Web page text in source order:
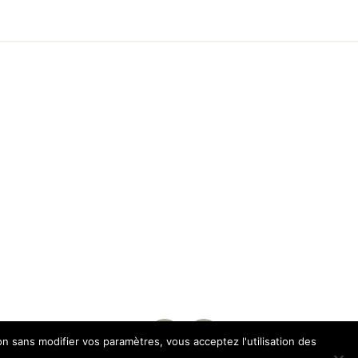
sans modifier vos paramètres, vous acceptez l'utilisation des